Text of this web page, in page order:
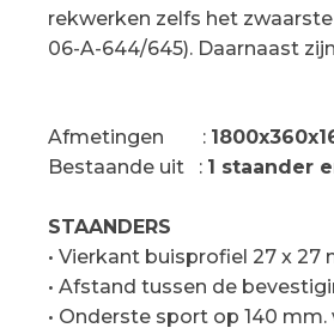
rekwerken zelfs het
06-A-644/645). Daarnaast
Afmetingen :
Bestaande uit
: 1 staander
STAANDERS
• Vierkant buisprofiel 27 x 27
• Afstand tussen de
• Onderste sport op 140 mm.